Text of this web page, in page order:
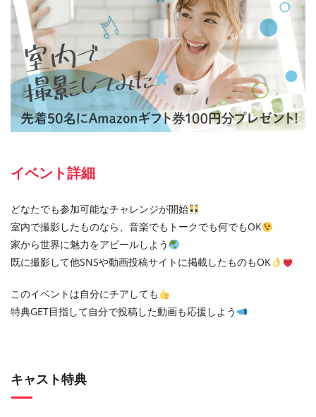
イベント詳細
どなたでも参加可能なチャレンジが開始
室内で撮影したものなら、音楽でもトークでも何でもOK
家から世界に魅力をアピールしよう
既に撮影して他SNSや動画投稿サイトに掲載したものもOK
このイベントは自分にチアしても
特典GET目指して自分で投稿した動画も応援しよう
キャスト特典